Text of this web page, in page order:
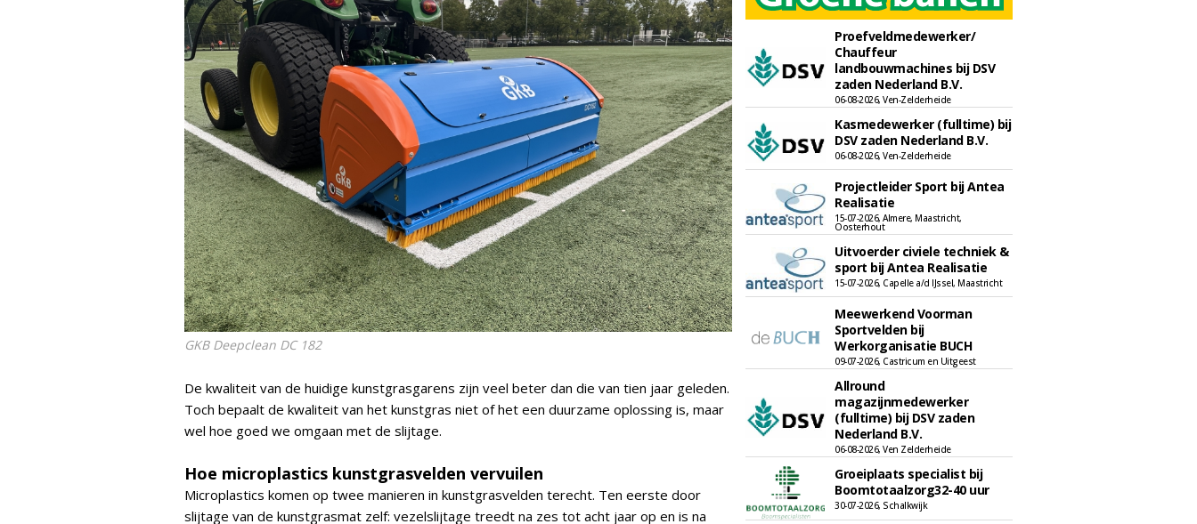
GKB Deepclean DC 182
De kwaliteit van de huidige kunstgrasgarens zijn veel beter dan die van tien jaar geleden.
Toch bepaalt de kwaliteit van het kunstgras niet of het een duurzame oplossing is, maar
wel hoe goed we omgaan met de slijtage.
Hoe microplastics kunstgrasvelden vervuilen
Microplastics komen op twee manieren in kunstgrasvelden terecht. Ten eerste door
slijtage van de kunstgrasmat zelf: vezelslijtage treedt na zes tot acht jaar op en is na
Proefveldmedewerker/
Chauffeur
landbouwmachines bij DSV
zaden Nederland B.V.
06-08-2026, Ven-Zelderheide
Kasmedewerker (fulltime) bij
DSV zaden Nederland B.V.
06-08-2026, Ven-Zelderheide
Projectleider Sport bij Antea
Realisatie
15-07-2026, Almere, Maastricht,
Oosterhout
Uitvoerder civiele techniek &
sport bij Antea Realisatie
15-07-2026, Capelle a/d IJssel, Maastricht
Meewerkend Voorman
Sportvelden bij
Werkorganisatie BUCH
09-07-2026, Castricum en Uitgeest
Allround
magazijnmedewerker
(fulltime) bij DSV zaden
Nederland B.V.
06-08-2026, Ven Zelderheide
Groeiplaats specialist bij
Boomtotaalzorg32-40 uur
30-07-2026, Schalkwijk